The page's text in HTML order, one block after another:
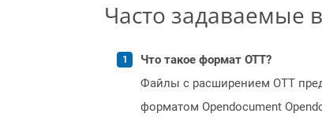
Часто задаваемые
Что такое формат OTT?
Файлы с расширением OTT
форматом Opendocument